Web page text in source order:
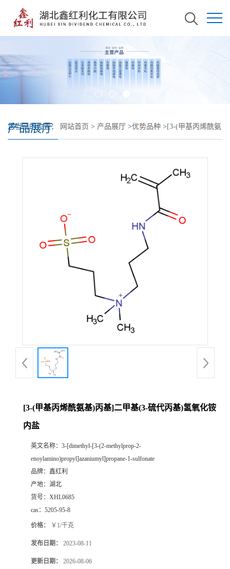
产品展厅
您当前的位置： 网站首页 > 产品展厅 >优势品种 > [3-(甲基丙烯酰氨
[3-(甲基丙烯酰氨基)丙基]二甲基(3-硫代丙基)氢氧化铵
内盐
英文名称： 3-[dimethyl-[3-(2-methylprop-2-
enoylamino)propyl]azaniumyl]propane-1-sulfonate
品牌： 鑫红利
产地： 湖北
货号： XHL0685
cas： 5205-95-8
价格： ￥1/千克
发布日期： 2023-08-11
更新日期： 2026-08-06